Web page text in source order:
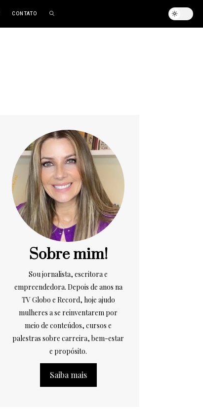
CONTATO
Sobre mim!
Sou jornalista, escritora e
empreendedora. Depois de anos na
TV Globo e Record, hoje ajudo
mulheres a se reinventarem por
meio de conteúdos, cursos e
palestras sobre carreira, bem-estar
e propósito.
Saiba mais